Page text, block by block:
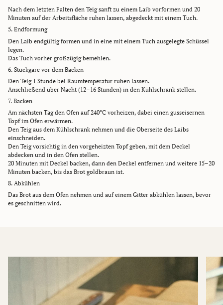
Nach dem letzten Falten den Teig sanft zu einem Laib vorformen und 20
Minuten auf der Arbeitsfläche ruhen lassen, abgedeckt mit einem Tuch.
5. Endformung
Den Laib endgültig formen und in eine mit einem Tuch ausgelegte Schüssel
legen.
Das Tuch vorher großzügig bemehlen.
6. Stückgare vor dem Backen
Den Teig 1 Stunde bei Raumtemperatur ruhen lassen.
Anschließend über Nacht (12–16 Stunden) in den Kühlschrank stellen.
7. Backen
Am nächsten Tag den Ofen auf 240°C vorheizen, dabei einen gusseisernen
Topf im Ofen erwärmen.
Den Teig aus dem Kühlschrank nehmen und die Oberseite des Laibs
einschneiden.
Den Teig vorsichtig in den vorgeheizten Topf geben, mit dem Deckel
abdecken und in den Ofen stellen.
20 Minuten mit Deckel backen, dann den Deckel entfernen und weitere 15–20
Minuten backen, bis das Brot goldbraun ist.
8. Abkühlen
Das Brot aus dem Ofen nehmen und auf einem Gitter abkühlen lassen, bevor
es geschnitten wird.